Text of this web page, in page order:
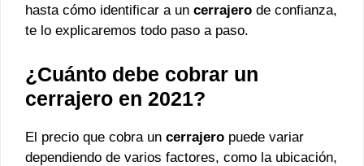
hasta cómo identificar a un cerrajero de confianza,
te lo explicaremos todo paso a paso.
¿Cuánto debe cobrar un
cerrajero en 2021?
El precio que cobra un cerrajero puede variar
dependiendo de varios factores, como la ubicación,